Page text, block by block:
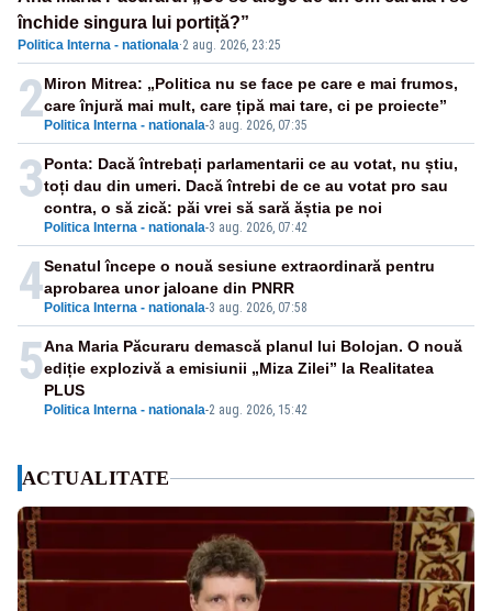
închide singura lui portiță?”
Politica Interna - nationala·2 aug. 2026, 23:25
2 Politica Interna - nationala-3 aug. 2026, 07:35
Miron Mitrea: „Politica nu se face pe care e mai frumos,
care înjură mai mult, care țipă mai tare, ci pe proiecte”
3
Politica Interna - nationala-3 aug. 2026, 07:42
Ponta: Dacă întrebați parlamentarii ce au votat, nu știu,
toți dau din umeri. Dacă întrebi de ce au votat pro sau
contra, o să zică: păi vrei să sară ăștia pe noi
4 Politica Interna - nationala-3 aug. 2026, 07:58
Senatul începe o nouă sesiune extraordinară pentru
aprobarea unor jaloane din PNRR
5
Politica Interna - nationala-2 aug. 2026, 15:42
Ana Maria Păcuraru demască planul lui Bolojan. O nouă
ediție explozivă a emisiunii „Miza Zilei” la Realitatea
PLUS
ACTUALITATE